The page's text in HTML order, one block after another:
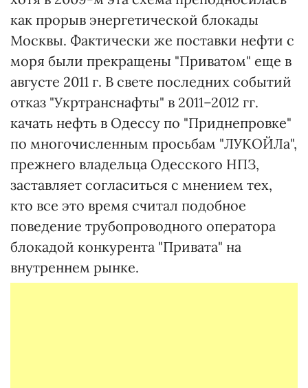
как прорыв энергетической блокады
Москвы. Фактически же поставки нефти с
моря были прекращены "Приватом" еще в
августе 2011 г. В свете последних событий
отказ "Укртранснафты" в 2011–2012 гг.
качать нефть в Одессу по "Приднепровке"
по многочисленным просьбам "ЛУКОЙЛа",
прежнего владельца Одесского НПЗ,
заставляет согласиться с мнением тех,
кто все это время считал подобное
поведение трубопроводного оператора
блокадой конкурента "Привата" на
внутреннем рынке.